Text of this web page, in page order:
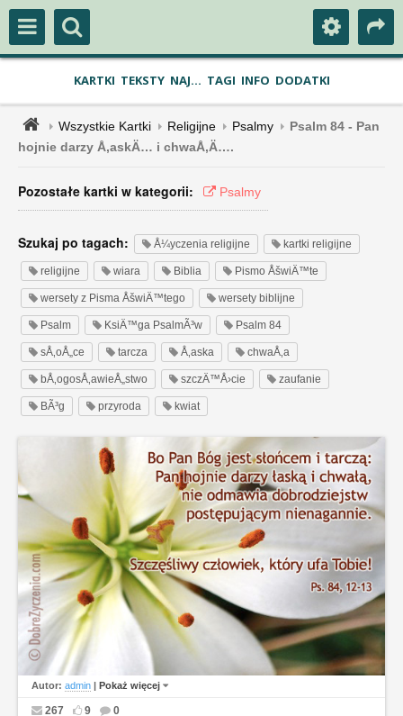
KARTKI TEKSTY NAJ... TAGI INFO DODATKI
Wszystkie Kartki Religijne Psalmy
Psalm 84 - Pan
hojnie darzy Å‚askÄ… i chwaÅ‚Ä….
Pozostałe kartki w kategorii: Psalmy
Szukaj po tagach: Å¼yczenia religijne kartki religijne
religijne wiara Biblia Pismo ÅšwiÄ™te
wersety z Pisma ÅšwiÄ™tego wersety biblijne
Psalm KsiÄ™ga PsalmÃ³w Psalm 84
sÅ‚oÅ„ce tarcza Å‚aska chwaÅ‚a
bÅ‚ogosÅ‚awieÅ„stwo szczÄ™Å›cie zaufanie
BÃ³g przyroda kwiat
Autor: admin | Pokaż więcej
267 9 0